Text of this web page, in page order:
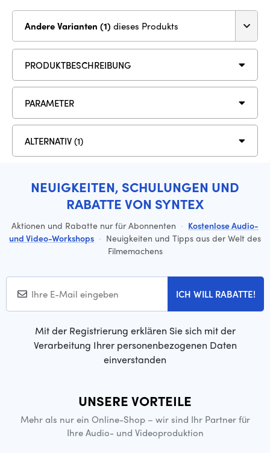
Andere Varianten (1) dieses Produkts
PRODUKTBESCHREIBUNG
PARAMETER
ALTERNATIV (1)
NEUIGKEITEN, SCHULUNGEN UND
RABATTE VON SYNTEX
Aktionen und Rabatte nur für Abonnenten · Kostenlose Audio-
und Video-Workshops · Neuigkeiten und Tipps aus der Welt des
Filmemachens
ICH WILL RABATTE!
Mit der Registrierung erklären Sie sich mit der
Verarbeitung Ihrer personenbezogenen Daten
einverstanden
UNSERE VORTEILE
Mehr als nur ein Online-Shop – wir sind Ihr Partner für
Ihre Audio- und Videoproduktion